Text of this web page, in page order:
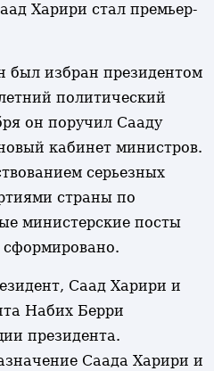
Харири стал премьер-
был избран президентом
политический
он поручил Сааду
кабинет министров.
серьезных
страны по
министерские посты
сформировано.
Саад Харири и
Набих Берри
президента.
Саада Харири и